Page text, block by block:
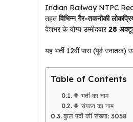
Indian Railway NTPC
तहतविभिन्न गैर-तकनीकी
देशभर के योग्य उम्मीदवार28
यह भर्ती 12वीं पास (पूर्व स्नातक)
Table of Contents
🔶 भर्ती का नाम
🔶 संगठन का नाम
कुल पदों की संख्या: 3058